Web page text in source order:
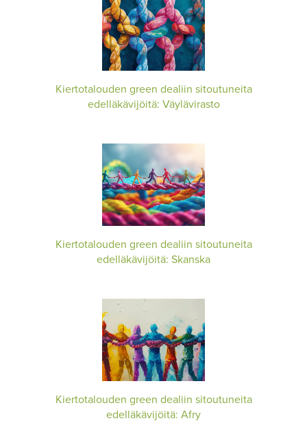
Kiertotalouden green dealiin sitoutuneita
edelläkävijöitä: Väylävirasto
Kiertotalouden green dealiin sitoutuneita
edelläkävijöitä: Skanska
Kiertotalouden green dealiin sitoutuneita
edelläkävijöitä: Afry